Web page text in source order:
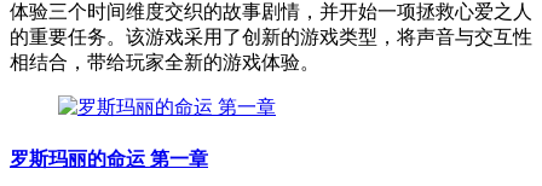
体验三个时间维度交织的故事剧情，并开始一项拯救心爱之人
的重要任务。该游戏采用了创新的游戏类型，将声音与交互性
相结合，带给玩家全新的游戏体验。
罗斯玛丽的命运 第一章